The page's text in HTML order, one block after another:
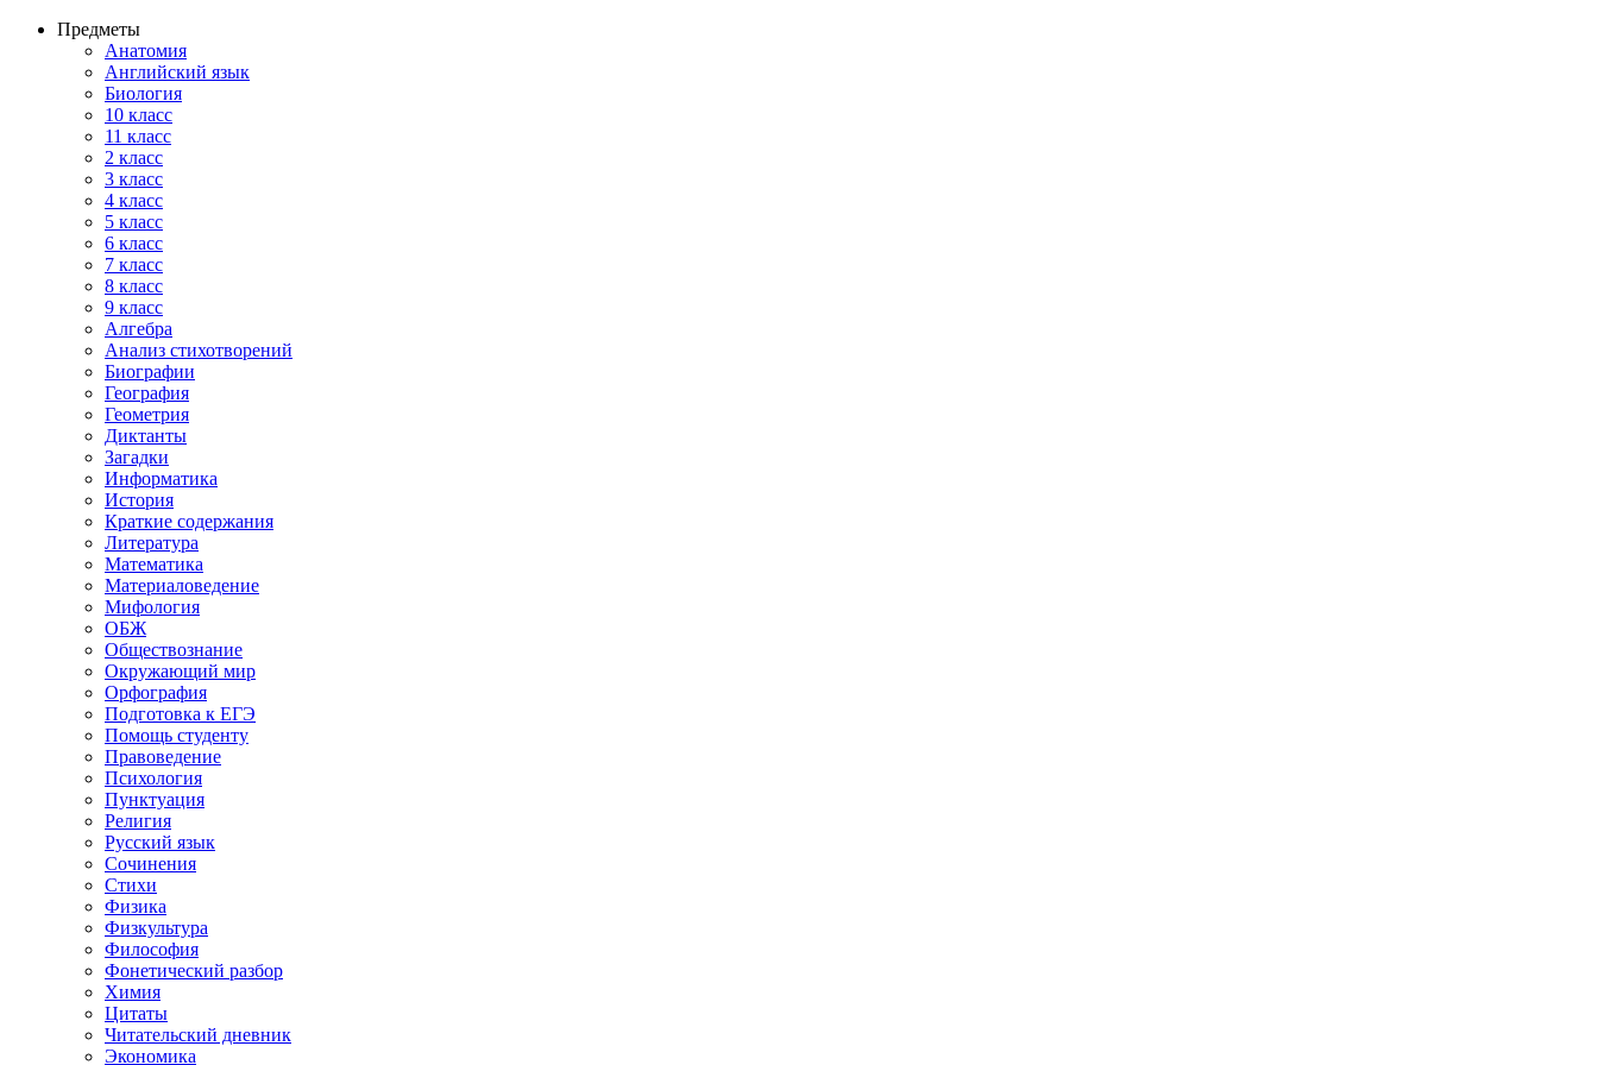
Предметы
Анатомия
Английский язык
Биология
10 класс
11 класс
2 класс
3 класс
4 класс
5 класс
6 класс
7 класс
8 класс
9 класс
Алгебра
Анализ стихотворений
Биографии
География
Геометрия
Диктанты
Загадки
Информатика
История
Краткие содержания
Литература
Математика
Материаловедение
Мифология
ОБЖ
Обществознание
Окружающий мир
Орфография
Подготовка к ЕГЭ
Помощь студенту
Правоведение
Психология
Пунктуация
Религия
Русский язык
Сочинения
Стихи
Физика
Физкультура
Философия
Фонетический разбор
Химия
Цитаты
Читательский дневник
Экономика